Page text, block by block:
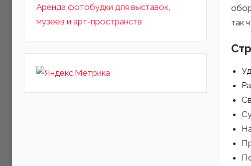
так
Аренда фотобудки для выставок,
музеев и арт-пространств